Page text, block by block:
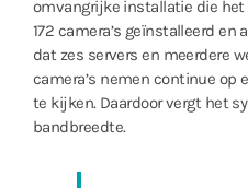
omvangrijke installatie die
172 camera’s geïnstalleerd
dat zes servers en meerdere
camera’s nemen continue
te kijken. Daardoor vergt het
bandbreedte.